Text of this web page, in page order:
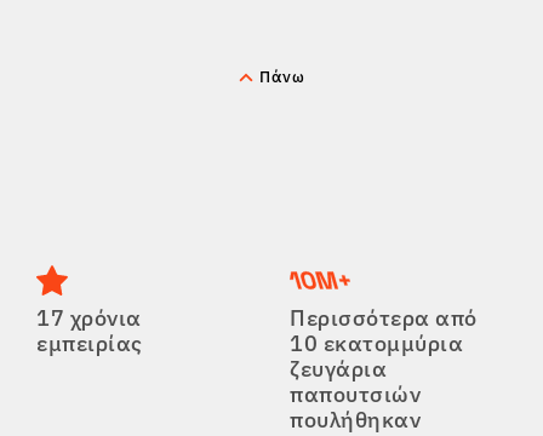
Πάνω
17 χρόνια
εμπειρίας
Περισσότερα από
10 εκατομμύρια
ζευγάρια
παπουτσιών
πουλήθηκαν